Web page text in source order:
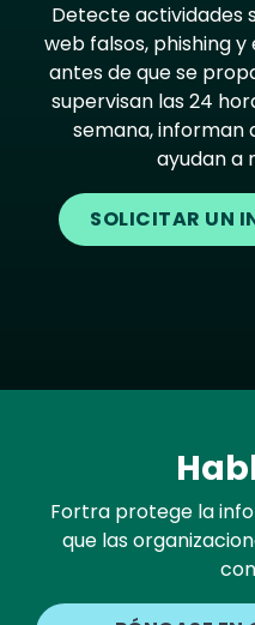
Detecte actividades
web falsos, phishing
antes de que se
supervisan las 24
semana, informan
ayudan a
SOLICITAR UN
Fortra protege la
que las